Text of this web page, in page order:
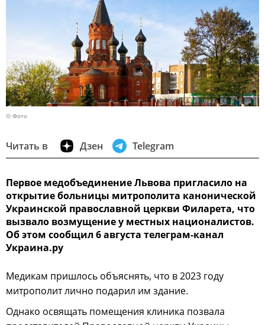
© Фото
Читать в Дзен Telegram
Первое медобъединение Львова пригласило на
открытие больницы митрополита канонической
Украинской православной церкви Филарета, что
вызвало возмущение у местных националистов.
Об этом сообщил 6 августа телеграм-канал
Украина.ру
Медикам пришлось объяснять, что в 2023 году
митрополит лично подарил им здание.
Однако освящать помещения клиника позвала